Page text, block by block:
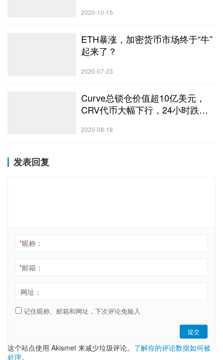
2020-10-15
ETH暴涨，加密货币市场终于“牛”
起来了？
2020-07-23
Curve总锁仓价值超10亿美元，
CRV代币大幅下行，24小时跌超
2020-08-18
发表回复
*昵称：
*邮箱：
网址：
记住昵称、邮箱和网址，下次评论免输入
提交
这个站点使用 Akismet 来减少垃圾评论。 了解你的评论数据如何被
处理。